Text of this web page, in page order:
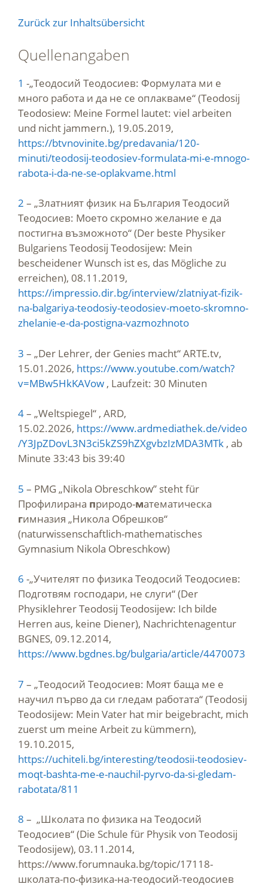
Zurück zur Inhaltsübersicht
Quellenangaben
1 -„Теодосий Теодосиев: Формулата ми е
много работа и да не се оплакваме“ (Teodosij
Teodosiew: Meine Formel lautet: viel arbeiten
und nicht jammern.), 19.05.2019,
https://btvnovinite.bg/predavania/120-
minuti/teodosij-teodosiev-formulata-mi-e-mnogo-
rabota-i-da-ne-se-oplakvame.html
2 – „Златният физик на България Теодосий
Теодосиев: Моето скромно желание е да
постигна възможното“ (Der beste Physiker
Bulgariens Teodosij Teodosijew: Mein
bescheidener Wunsch ist es, das Mögliche zu
erreichen), 08.11.2019,
https://impressio.dir.bg/interview/zlatniyat-fizik-
na-balgariya-teodosiy-teodosiev-moeto-skromno-
zhelanie-e-da-postigna-vazmozhnoto
3 – „Der Lehrer, der Genies macht“ ARTE.tv,
15.01.2026, https://www.youtube.com/watch?
v=MBw5HkKAVow , Laufzeit: 30 Minuten
4– „Weltspiegel“ , ARD,
15.02.2026, https://www.ardmediathek.de/video
/Y3JpZDovL3N3ci5kZS9hZXgvbzIzMDA3MTk , ab
Minute 33:43 bis 39:40
5 – PMG „Nikola Obreschkow” steht für
Профилирана природо-математическа
гимназия „Никола Обрешков“
(naturwissenschaftlich-mathematisches
Gymnasium Nikola Obreschkow)
6 -„Учителят по физика Теодосий Теодосиев:
Подготвям господари, не слуги“ (Der
Physiklehrer Teodosij Teodosijew: Ich bilde
Herren aus, keine Diener), Nachrichtenagentur
BGNES, 09.12.2014,
https://www.bgdnes.bg/bulgaria/article/4470073
7 – „Теодосий Теодосиев: Моят баща ме е
научил първо да си гледам работата“ (Teodosij
Teodosijew: Mein Vater hat mir beigebracht, mich
zuerst um meine Arbeit zu kümmern),
19.10.2015,
https://uchiteli.bg/interesting/teodosii-teodosiev-
moqt-bashta-me-e-nauchil-pyrvo-da-si-gledam-
rabotata/811
8 – „Школата по физика на Теодосий
Теодосиев“ (Die Schule für Physik von Teodosij
Teodosijew), 03.11.2014,
https://www.forumnauka.bg/topic/17118-
школата-по-физика-на-теодосий-теодосиев